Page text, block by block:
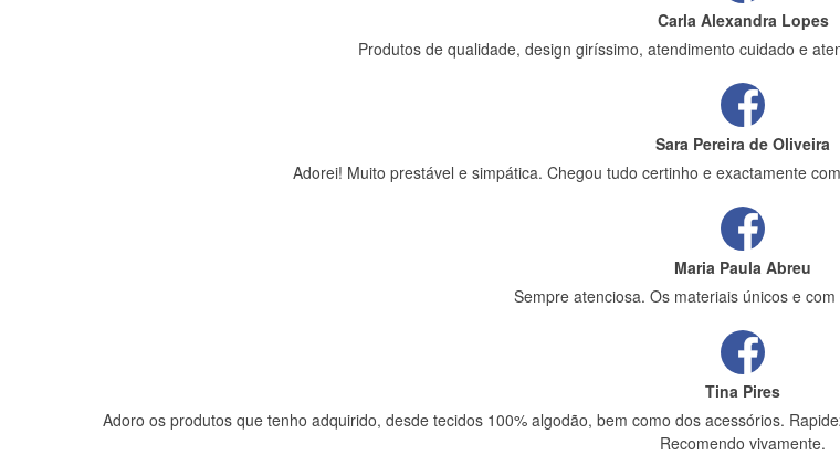
Carla Alexandra Lopes
Produtos de qualidade, design giríssimo, atendimento cuidado e
Sara Pereira de Oliveira
Adorei! Muito prestável e simpática. Chegou tudo certinho e exactamente
Maria Paula Abreu
Sempre atenciosa. Os materiais únicos e
Tina Pires
Adoro os produtos que tenho adquirido, desde tecidos 100% algodão, bem como dos acessórios.
Recomendo vivamente.